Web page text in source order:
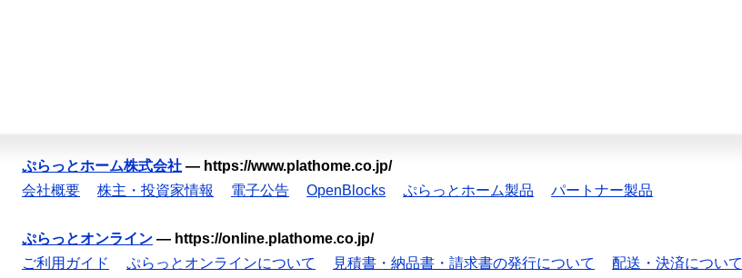
ぷらっとホーム株式会社 — https://www.plathome.co.jp/
会社概要
株主・投資家情報 電子公告 OpenBlocks ぷらっとホーム製品 パートナー製品
ぷらっとオンライン — https://online.plathome.co.jp/
ご利用ガイド
ぷらっとオンラインについて 見積書・納品書・請求書の発行について 配送・決済について